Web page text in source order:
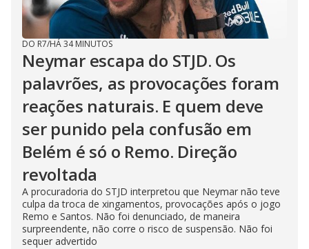
DO R7/HÁ 34 MINUTOS
Neymar escapa do STJD. Os
palavrões, as provocações foram
reações naturais. E quem deve
ser punido pela confusão em
Belém é só o Remo. Direção
revoltada
A procuradoria do STJD interpretou que Neymar não teve
culpa da troca de xingamentos, provocações após o jogo
Remo e Santos. Não foi denunciado, de maneira
surpreendente, não corre o risco de suspensão. Não foi
sequer advertido